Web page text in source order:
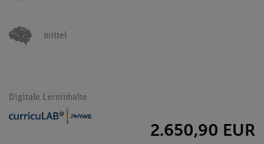
mittel
Digitale Lerninhalte
2.650,90 EUR